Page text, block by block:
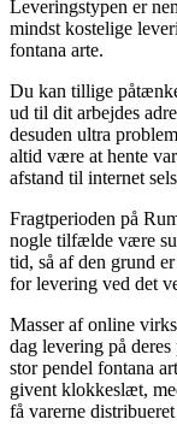
Leveringstypen er
mindst kostelige
fontana arte.
Du kan tillige
ud til dit arbejdes
desuden ultra
altid være at hente
afstand til internet
Fragtperioden på
nogle tilfælde være
tid, så af den grund
for levering ved det
Masser af online
dag levering på
stor pendel fontana
givent klokkeslæt,
få varerne